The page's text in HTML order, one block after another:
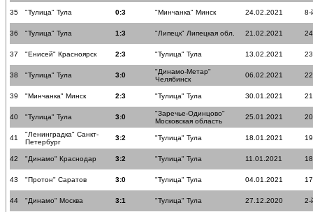
35 "Тулица" Тула 0:3 "Минчанка" Минск 24.02.2021 8-
36 "Тулица" Тула 1:3 "Липецк" Липецкая обл. 21.02.2021
37 "Енисей" Красноярск 2:3 "Тулица" Тула 13.02.2021
38 "Тулица" Тула 3:0
"Динамо-Метар"
Челябинск
06.02.2021
39 "Минчанка" Минск 2:3 "Тулица" Тула 30.01.2021
40 "Тулица" Тула 3:0
"Заречье-Одинцово"
Московская область
25.01.2021
41
"Ленинградка" Санкт-
Петербург
3:2 "Тулица" Тула 18.01.2021
42 "Динамо" Краснодар 3:2 "Тулица" Тула 11.01.2021
43 "Протон" Саратов 3:0 "Тулица" Тула 04.01.2021
44 "Динамо" Москва 3:1 "Тулица" Тула 27.12.2020 2-